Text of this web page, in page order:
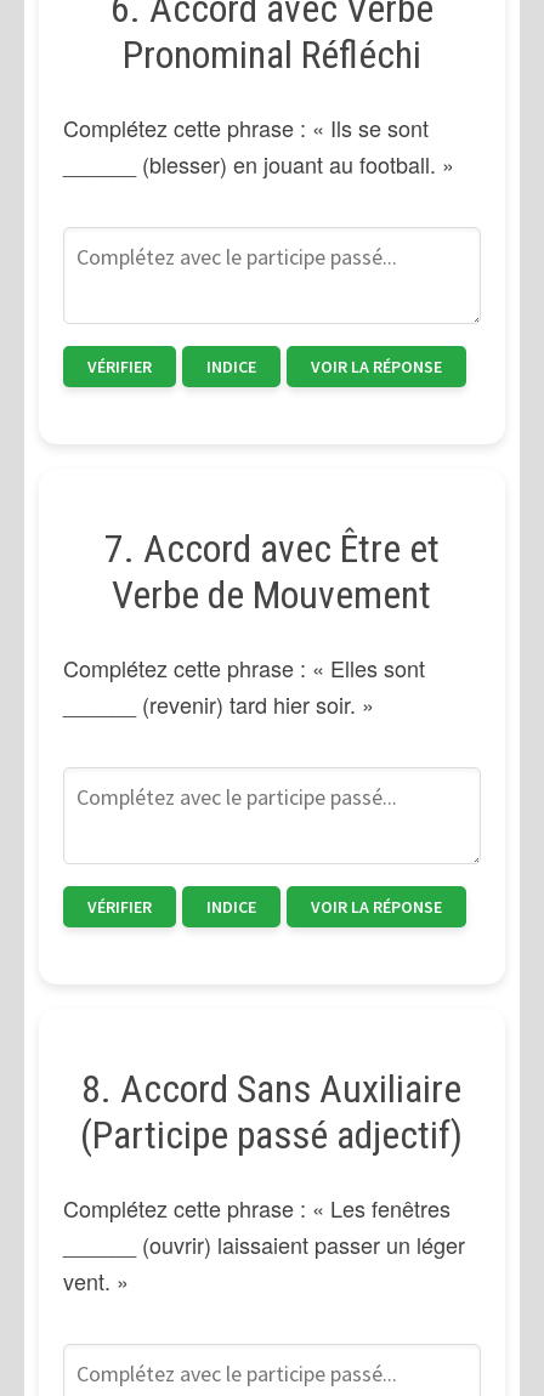
Pronominal Réfléchi
Complétez cette phrase : « Ils se sont
______ (blesser) en jouant au football. »
VÉRIFIER INDICE VOIR LA RÉPONSE
7. Accord avec Être et
Verbe de Mouvement
Complétez cette phrase : « Elles sont
______ (revenir) tard hier soir. »
VÉRIFIER INDICE VOIR LA RÉPONSE
8. Accord Sans Auxiliaire
(Participe passé adjectif)
Complétez cette phrase : « Les fenêtres
______ (ouvrir) laissaient passer un léger
vent. »